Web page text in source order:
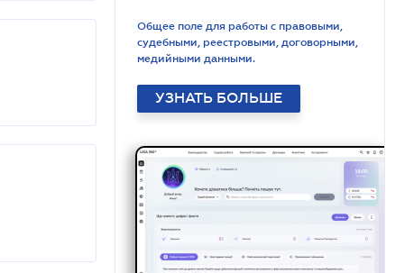
Общее поле для работы с правовыми,
судебными, реестровыми, договорными,
медийными данными.
УЗНАТЬ БОЛЬШЕ